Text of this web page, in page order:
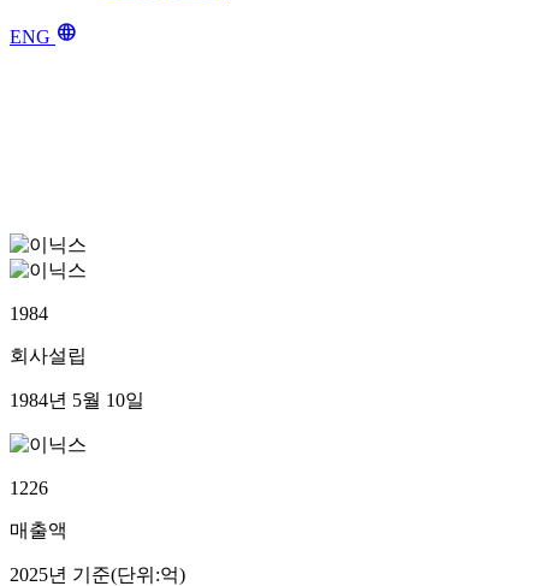
ENG language
1984
회사설립
1984년 5월 10일
1226
매출액
2025년 기준(단위:억)